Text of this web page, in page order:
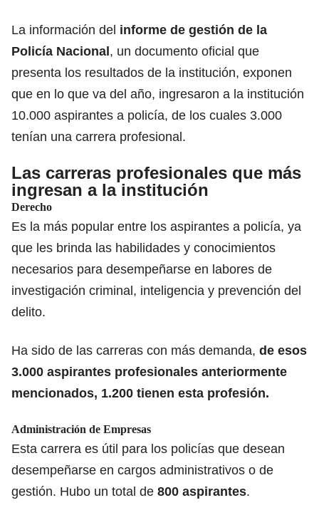
La información del informe de gestión de la
Policía Nacional, un documento oficial que
presenta los resultados de la institución, exponen
que en lo que va del año, ingresaron a la institución
10.000 aspirantes a policía, de los cuales 3.000
tenían una carrera profesional.
Las carreras profesionales que más
ingresan a la institución
Derecho
Es la más popular entre los aspirantes a policía, ya
que les brinda las habilidades y conocimientos
necesarios para desempeñarse en labores de
investigación criminal, inteligencia y prevención del
delito.
Ha sido de las carreras con más demanda, de esos
3.000 aspirantes profesionales anteriormente
mencionados, 1.200 tienen esta profesión.
Administración de Empresas
Esta carrera es útil para los policías que desean
desempeñarse en cargos administrativos o de
gestión. Hubo un total de 800 aspirantes.